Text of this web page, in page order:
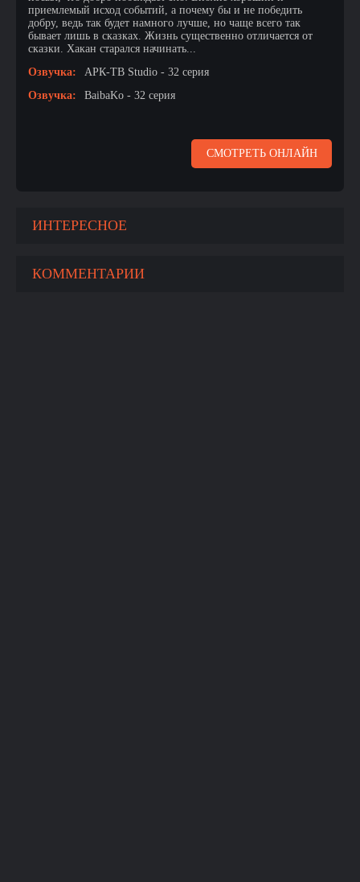
приемлемый исход событий, а почему бы и не победить
добру, ведь так будет намного лучше, но чаще всего так
бывает лишь в сказках. Жизнь существенно отличается от
сказки. Хакан старался начинать...
Озвучка:
АРК-ТВ Studio - 32 серия
Озвучка:
BaibaKo - 32 серия
СМОТРЕТЬ ОНЛАЙН
ИНТЕРЕСНОЕ
КОММЕНТАРИИ